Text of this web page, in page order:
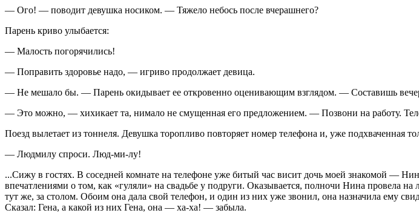
— Ого! — поводит девушка носиком. — Тяжело небось после вчерашнего?
Парень криво улыбается:
— Малость погорячились!
— Поправить здоровье надо, — игриво продолжает девица.
— Не мешало бы. — Парень окидывает ее откровенно оценивающим взглядом. — Составишь
— Это можно, — хихикает та, нимало не смущенная его предложением. — Позвони на работу.
Поезд вылетает из тоннеля. Девушка торопливо повторяет номер телефона и, уже подхваченная
— Людмилу спроси. Люд-ми-лу!
...Сижу в гостях. В соседней комнате на телефоне уже битый час висит дочь моей знакомой —
впечатлениями о том, как «гуляли» на свадьбе у подруги. Оказывается, полночи Нина провела
тут же, за столом. Обоим она дала свой телефон, и один из них уже звонил, она назначила ему
Сказал: Гена, а какой из них Гена, она — ха-ха! — забыла.